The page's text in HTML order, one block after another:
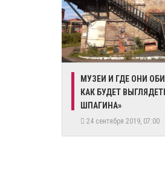
МУЗЕИ И ГДЕ ОНИ
КАК БУДЕТ
ШПАГИНА»
24 сентября 2019, 07:00